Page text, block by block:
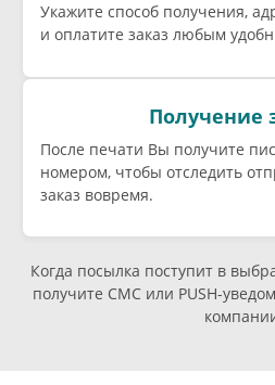
Укажите способ получения,
и оплатите заказ любым
Получение
После печати Вы получите
номером, чтобы отследить
заказ вовремя.
Когда посылка поступит в
получите СМС или PUSH-